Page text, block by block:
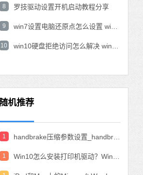
8 罗技驱动设置开机启动教程分享
9
10
随机推荐
1
1